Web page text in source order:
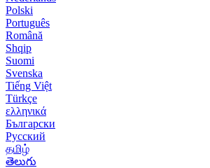
Polski
Português
Română
Shqip
Suomi
Svenska
Tiếng Việt
Türkçe
ελληνικά
Български
Русский
தமிழ்
తెలుగు